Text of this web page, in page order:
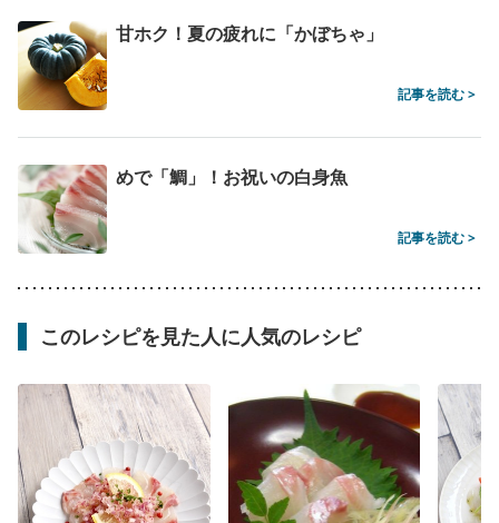
甘ホク！夏の疲れに「かぼちゃ」
記事を読む >
めで「鯛」！お祝いの白身魚
記事を読む >
このレシピを見た人に人気のレシピ